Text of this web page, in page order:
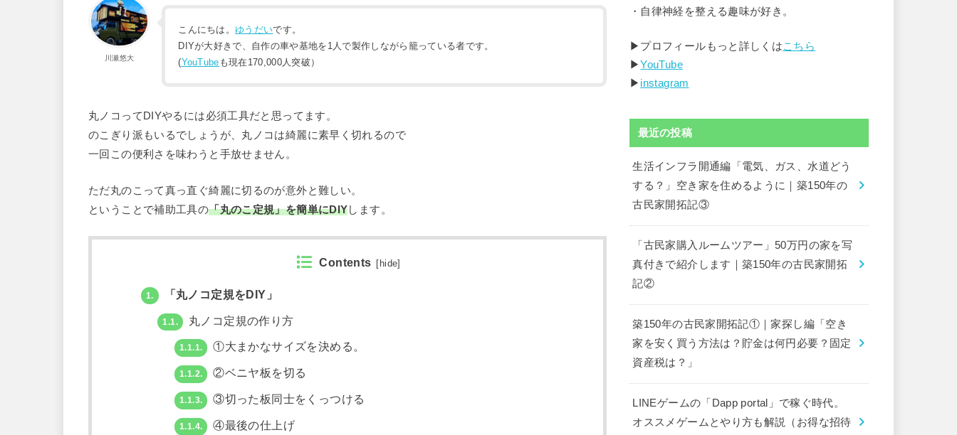
川瀬悠大
こんにちは。ゆうだいです。
DIYが大好きで、自作の車や基地を1人で製作しながら籠っている者です。
(YouTube も現在170,000人突破）
丸ノコってDIYやるには必須工具だと思ってます。
のこぎり派もいるでしょうが、丸ノコは綺麗に素早く切れるので
一回この便利さを味わうと手放せません。
ただ丸のこって真っ直ぐ綺麗に切るのが意外と難しい。
ということで補助工具の「丸のこ定規」を簡単にDIYします。
Contents hide
1. 「丸ノコ定規をDIY」
1.1. 丸ノコ定規の作り方
1.1.1. ①大まかなサイズを決める。
1.1.2. ②ベニヤ板を切る
1.1.3. ③切った板同士をくっつける
1.1.4. ④最後の仕上げ
・自律神経を整える趣味が好き。
▶︎プロフィールもっと詳しくはこちら
▶︎YouTube
▶︎ instagram
最近の投稿
生活インフラ開通編「電気、ガス、水道どう
する？」空き家を住めるように｜築150年の
古民家開拓記③
「古民家購入ルームツアー」50万円の家を写
真付きで紹介します｜築150年の古民家開拓
記②
築150年の古民家開拓記①｜家探し編「空き
家を安く買う方法は？貯金は何円必要？固定
資産税は？」
LINEゲームの「Dapp portal」で稼ぐ時代。
オススメゲームとやり方も解説（お得な招待